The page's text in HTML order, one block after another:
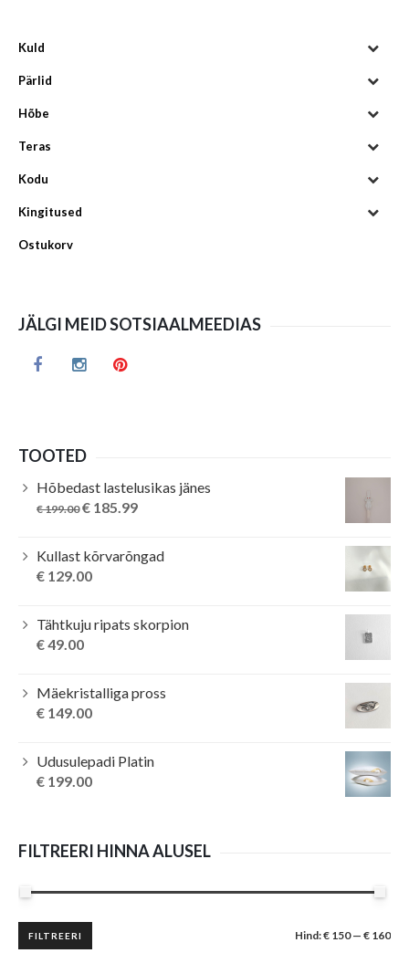
Kuld
Pärlid
Hõbe
Teras
Kodu
Kingitused
Ostukorv
JÄLGI MEID SOTSIAALMEEDIAS
TOOTED
Hõbedast lastelusikas jänes
€199.00 Original
€ 199.00.
€ 185.99Current
€ 185.99.
Kullast kõrvarõngad
€ 129.00
Tähtkuju ripats skorpion
€49.00
Mäekristalliga pross
€ 149.00
Udusulepadi Platin
€ 199.00
FILTREERI HINNA ALUSEL
Minimaalne
hind
Maksimaalne
hind
FILTREERI Hind:€ 150— € 160